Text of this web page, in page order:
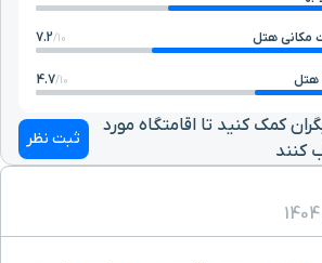
مکانی هتل 10/
7.2
هتل 10/
4.7
کمک کنید تا اقامتگاه مورد
کنند
ثبت نظر